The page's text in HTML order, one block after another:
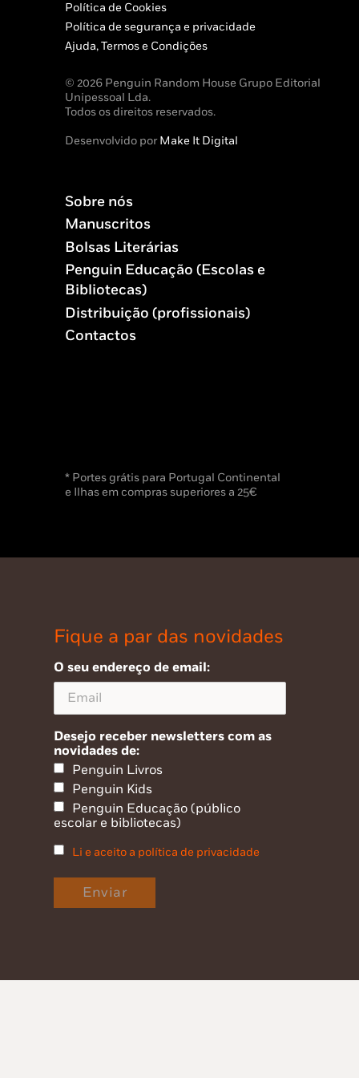
Política de Cookies
Política de segurança e privacidade
Ajuda, Termos e Condições
© 2026 Penguin Random House Grupo Editorial
Unipessoal Lda.
Todos os direitos reservados.
Desenvolvido porMake It Digital
Sobre nós
Manuscritos
Bolsas Literárias
Penguin Educação (Escolas e
Bibliotecas)
Distribuição (profissionais)
Contactos
* Portes grátis para Portugal Continental
e Ilhas em compras superiores a 25€
Fique a par das novidades
O seu endereço de email:
Desejo receber newsletters com as
novidades de:
Penguin Livros
Penguin Kids
Penguin Educação (público
escolar e bibliotecas)
Li e aceito a política de privacidade